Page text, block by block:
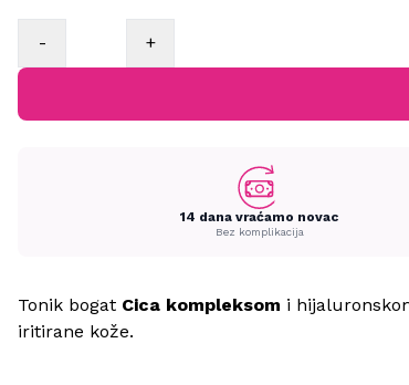
- +
14 dana vraćamo novac
Bez komplikacija
Tonik bogat Cica kompleksom i
iritirane kože.